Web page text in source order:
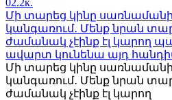
Մի տարեց կինը
կանգառում․ Մենք նրան
ժամանակ չէինք էլ կարող
ավարտ կունենա այդ
Մի տարեց կինը
կանգառում․ Մենք նրան
ժամանակ չէինք էլ կարող